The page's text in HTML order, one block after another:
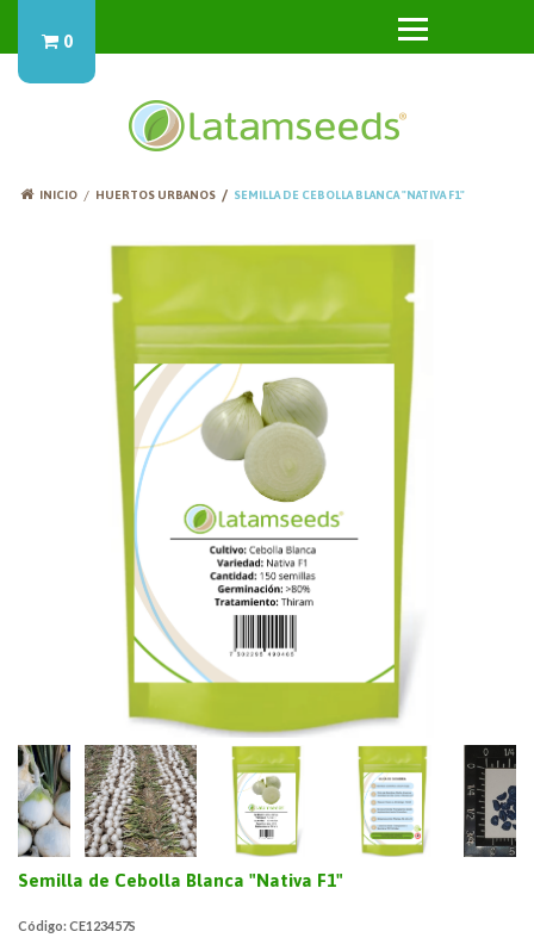
0
INICIO HUERTOS URBANOS SEMILLA DE CEBOLLA BLANCA "NATIVA F1"
Semilla de Cebolla Blanca "Nativa F1"
Código: CE123457S